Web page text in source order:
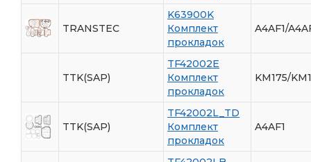
TRANSTEC
K63900K
Комплект
прокладок
A4AF1/
TTK(SAP)
TF42002E
Комплект
прокладок
KM175/
TTK(SAP)
TF42002L_TD
Комплект
прокладок
A4AF1